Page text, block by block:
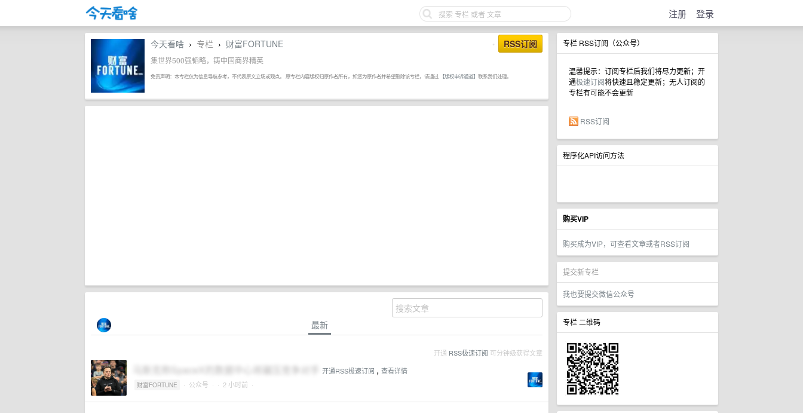
注册 登录
专栏 RSS订阅（公众号）
温馨提示：订阅专栏后我们将尽力更新；开
通极速订阅将快速且稳定更新；无人订阅的
专栏有可能不会更新
RSS订阅
程序化API访问方法
购买VIP
购买成为VIP，可查看文章或者RSS订阅
提交新专栏
我也要提交微信公众号
专栏 二维码
• RSS订阅
今天看啥 › 专栏 › 财富FORTUNE
集世界500强韬略，铸中国商界精英
免责声明：本专栏仅为信息导航参考，不代表原文立场或观点。 原专栏内容版权归原作者所有，如您为原作者并希望删除该专栏，请通过 【版权申诉通道】 联系我们处理。
最新
开通 RSS极速订阅 可分钟级获得文章
马斯克称SpaceX的数据中心将碾压竞争对手 开通RSS极速订阅 , 查看详情
财富FORTUNE · 公众号 · · 2 小时前 ·